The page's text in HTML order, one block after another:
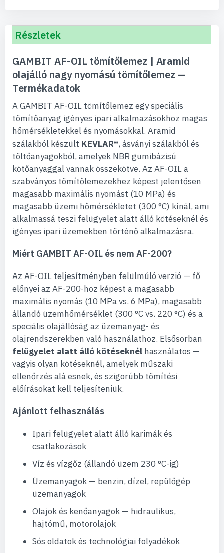
Részletek
GAMBIT AF-OIL tömítőlemez | Aramid
olajálló nagy nyomású tömítőlemez —
Termékadatok
A GAMBIT AF-OIL tömítőlemez egy speciális
tömítőanyag igényes ipari alkalmazásokhoz magas
hőmérsékletekkel és nyomásokkal. Aramid
szálakból készült KEVLAR®, ásványi szálakból és
töltőanyagokból, amelyek NBR gumibázisú
kötőanyaggal vannak összekötve. Az AF-OIL a
szabványos tömítőlemezekhez képest jelentősen
magasabb maximális nyomást (10 MPa) és
magasabb üzemi hőmérsékletet (300 °C) kínál, ami
alkalmassá teszi felügyelet alatt álló kötéseknél és
igényes ipari üzemekben történő alkalmazásra.
Miért GAMBIT AF-OIL és nem AF-200?
Az AF-OIL teljesítményben felülmúló verzió — fő
előnyei az AF-200-hoz képest a magasabb
maximális nyomás (10 MPa vs. 6 MPa), magasabb
állandó üzemhőmérséklet (300 °C vs. 220 °C) és a
speciális olajállóság az üzemanyag- és
olajrendszerekben való használathoz. Elsősorban
felügyelet alatt álló kötéseknél használatos —
vagyis olyan kötéseknél, amelyek műszaki
ellenőrzés alá esnek, és szigorúbb tömítési
előírásokat kell teljesíteniük.
Ajánlott felhasználás
Ipari felügyelet alatt álló karimák és
csatlakozások
Víz és vízgőz (állandó üzem 230 °C-ig)
Üzemanyagok — benzin, dízel, repülőgép
üzemanyagok
Olajok és kenőanyagok — hidraulikus,
hajtómű, motorolajok
Sós oldatok és technológiai folyadékok